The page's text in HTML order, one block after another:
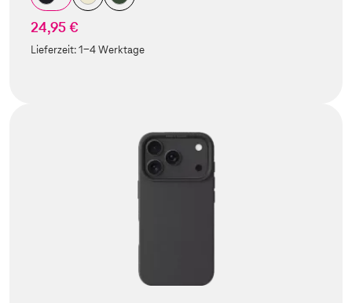
24,95 €
Lieferzeit:1-4 Werktage